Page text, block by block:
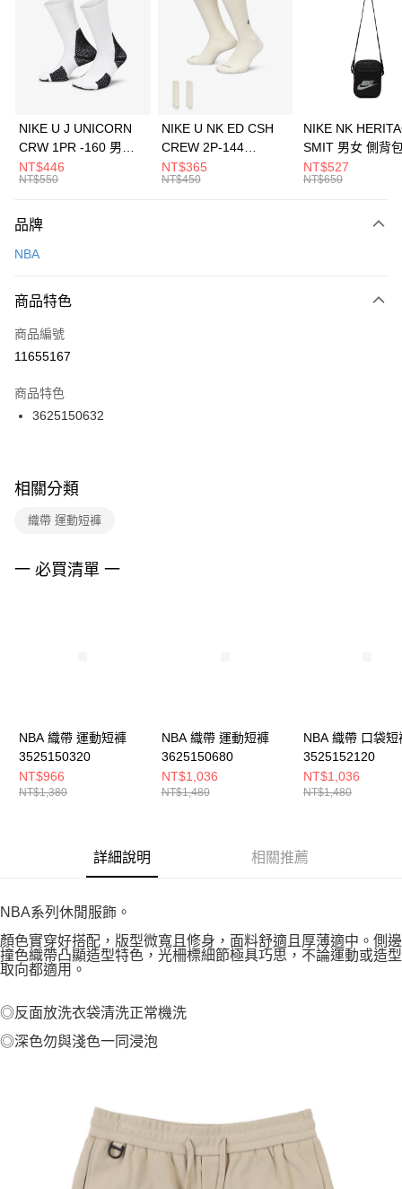
3 期 0 利率 每期 21家銀行
合作金庫商業銀行
第一商業銀行
華南商業銀行
彰化商業銀行
上海商業儲蓄銀行
元大商業銀行
台灣樂天信用卡公司
Apple Pay
全盈+PAY
AFTEE先享後付
【關於「AFTEE先享後付」】
便利好安心！
３．安心：先確認商品／服務後，再付款。
【「AFTEE先享後付」結帳流程】
１．於結帳方式選擇「AFTEE先享後付」後，將跳轉至「AFTEE先享後付」
２．訂單成立數日內，您將收到繳費通知簡訊。
３．收到繳費通知簡訊後14天內，點擊此簡訊中的連結，可透過四大超商／
ATM／網路銀行／等多元方式進行付款，方視為交易完成。
※ 交易是否成功請以「AFTEE先享後付 」之結帳頁面顯示為準，若有關於
是否繳費成功／繳費後需取消欲退款等相關疑問，請聯繫「AFTEE先享後付
客戶支援中心」https://netprotections.freshdesk.com/support/home
１．透過由恩沛科技股份有限公司提供之「AFTEE先享後付」服務完成之交
易，需依本服務之必要範圍內提供個人資料，並將交易相關給付款項請求債
５．嚴禁一人註冊多個帳號或使用他人資訊註冊。若發現惡意使用之情形，
恩沛科技股份有限公司將有權停止該用戶之使用額度並採取法律行動。
運送方式
每筆NT$100，滿NT$1,500(含以上)免運費
宅配
每筆NT$100，滿NT$1,500(含以上)免運費
付款後門市自取
每筆NT$100，滿NT$1,500(含以上)免運費
NIKE U J UNICORN
CRW 1PR -160 男女
中統襪 FZ3393100
NT$446
NT$550
NIKE U NK ED CSH
CREW 2P-144
EMBRDY 男女 短統襪
FZ3073133
NT$365
NT$450
NIKE NK
SMIT 男女 側背
BA5871010
NT$527
NT$650
品牌
NBA
商品特色
商品編號
11655167
商品特色
3625150632
相關分類
織帶 運動短褲
一 必買清單 一
NBA 織帶 運動短褲
3525150320
NT$966
NT$1,380
NBA 織帶 運動短褲
3625150680
NT$1,036
NT$1,480
NBA 織帶 口袋短
3525152120
NT$1,036
NT$1,480
詳細說明 相關推薦
NBA系列休閒服飾。
顏色實穿好搭配，版型微寬且修身，面料舒適且厚薄適中。側邊
撞色織帶凸顯造型特色，光柵標細節極具巧思，不論運動或造型
取向都適用。
◎反面放洗衣袋清洗正常機洗
◎深色勿與淺色一同浸泡